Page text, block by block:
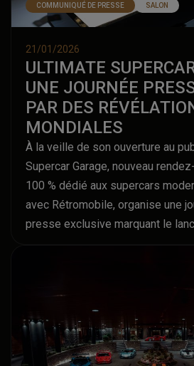
COMMUNIQUÉ DE PRESSE SALON
21/01/2026
ULTIMATE
UNE JOURNÉE
PAR DES
MONDIALES
À la veille de son ouverture au
Supercar Garage, nouveau
100 % dédié aux supercars
avec Rétromobile, organise une
presse exclusive marquant le
succession d’annonces en avant-
révélations mondiales et de
stratégiques.